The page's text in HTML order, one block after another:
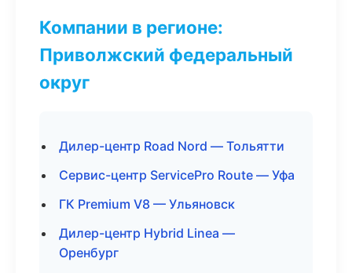
Компании в регионе:
Приволжский федеральный
округ
Дилер-центр Road Nord — Тольятти
Сервис-центр ServicePro Route — Уфа
ГК Premium V8 — Ульяновск
Дилер-центр Hybrid Linea —
Оренбург